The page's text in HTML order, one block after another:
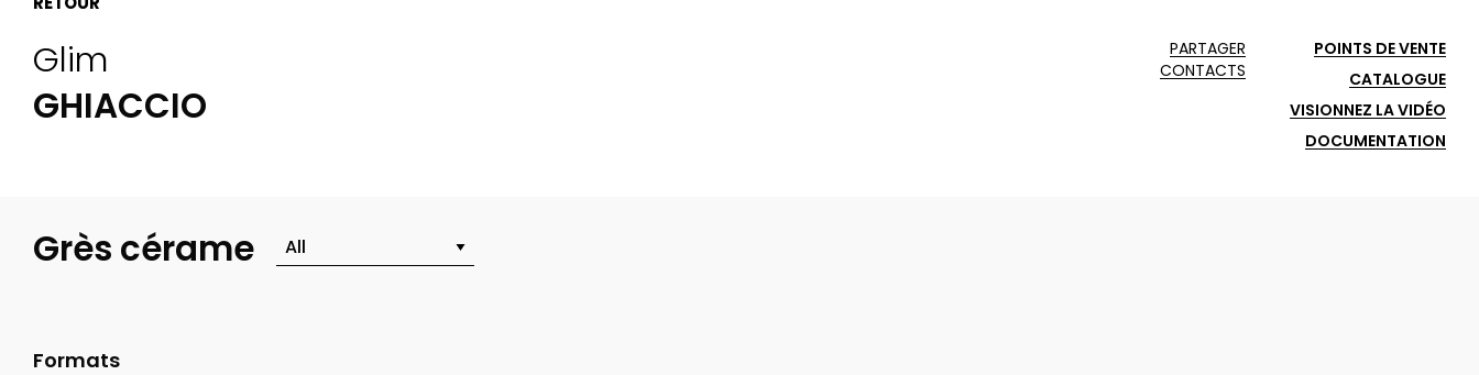
Glim
GHIACCIO
PARTAGER
CONTACTS
POINTS DE VENTE
CATALOGUE
VISIONNEZ LA VIDÉO
DOCUMENTATION
Grès cérame
Formats